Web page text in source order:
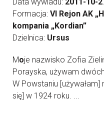
Formacja: VI Rejon AK
kompania „Kordian”
Dzielnica: Ursus
Moje nazwisko Zofia
Porayska, używam
W Powstaniu [używałam]
się] w 1924 roku. ...